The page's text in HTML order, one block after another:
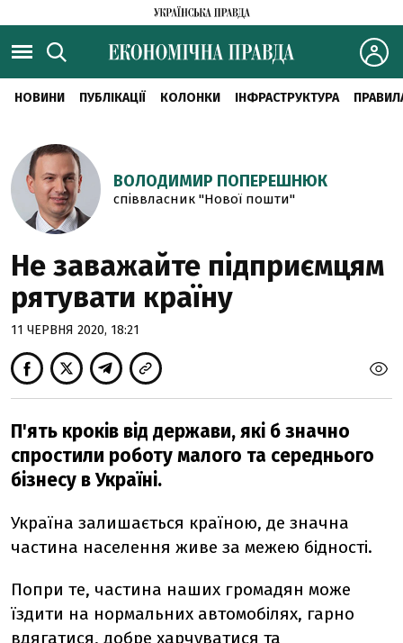
НОВИНИ ПУБЛІКАЦІЇ КОЛОНКИ ІНФРАСТРУКТУРА
ВОЛОДИМИР ПОПЕРЕШНЮК
співвласник "Нової пошти"
Не заважайте підприємцям
рятувати країну
11 ЧЕРВНЯ 2020, 18:21
П'ять кроків від держави, які б значно
спростили роботу малого та середнього
бізнесу в Україні.
Україна залишається країною, де значна
частина населення живе за межею бідності.
Попри те, частина наших громадян може
їздити на нормальних автомобілях, гарно
вдягатися, добре харчуватися та